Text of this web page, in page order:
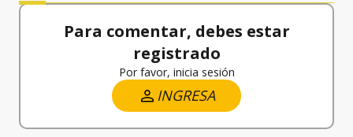
Para comentar, debes estar
registrado
Por favor, inicia sesión
INGRESA